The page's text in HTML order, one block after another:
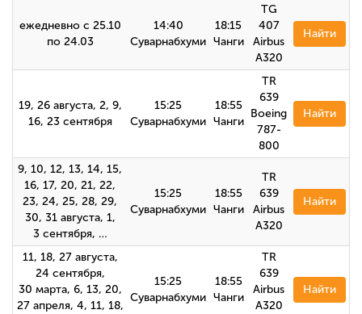
ежедневно с 25.10
по 24.03
14:40
Суварнабхуми
18:15
Чанги
TG
407
Airbus
А320
Найти
19, 26 августа, 2, 9,
16, 23 сентября
15:25
Суварнабхуми
18:55
Чанги
TR
639
Boeing
787-
800
Найти
9, 10, 12, 13, 14, 15,
16, 17, 20, 21, 22,
23, 24, 25, 28, 29,
30, 31 августа, 1,
3 сентября, …
15:25
Суварнабхуми
18:55
Чанги
TR
639
Airbus
A320
Найти
11, 18, 27 августа,
24 сентября,
30 марта, 6, 13, 20,
27 апреля, 4, 11, 18,
15:25
Суварнабхуми
18:55
Чанги
TR
639
Airbus
A320
Найти